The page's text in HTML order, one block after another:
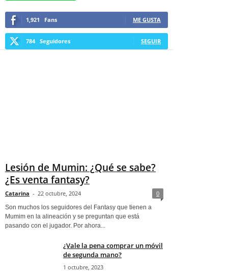
1,921 Fans ME GUSTA
784 Seguidores SEGUIR
Lesión de Mumin: ¿Qué se sabe?
¿Es venta fantasy?
Catarina - 22 octubre, 2024 0
Son muchos los seguidores del Fantasy que tienen a
Mumim en la alineación y se preguntan que está
pasando con el jugador. Por ahora...
¿Vale la pena comprar un móvil
de segunda mano?
1 octubre, 2023